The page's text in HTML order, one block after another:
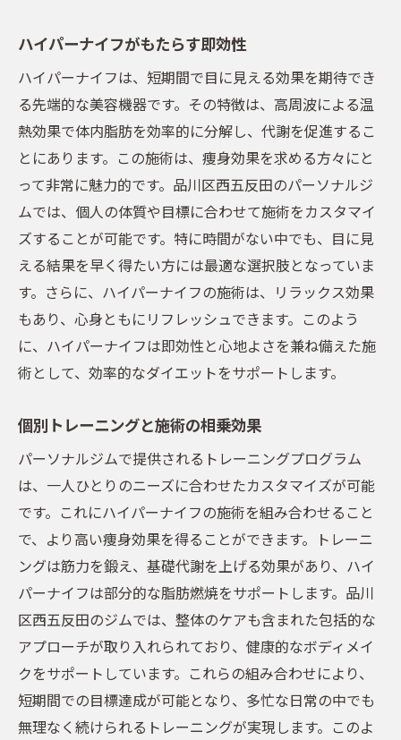
ハイパーナイフがもたらす即効性
ハイパーナイフは、短期間で目に見える効果を期待でき
る先端的な美容機器です。その特徴は、高周波による温
熱効果で体内脂肪を効率的に分解し、代謝を促進するこ
とにあります。この施術は、痩身効果を求める方々にと
って非常に魅力的です。品川区西五反田のパーソナルジ
ムでは、個人の体質や目標に合わせて施術をカスタマイ
ズすることが可能です。特に時間がない中でも、目に見
える結果を早く得たい方には最適な選択肢となっていま
す。さらに、ハイパーナイフの施術は、リラックス効果
もあり、心身ともにリフレッシュできます。このよう
に、ハイパーナイフは即効性と心地よさを兼ね備えた施
術として、効率的なダイエットをサポートします。
個別トレーニングと施術の相乗効果
パーソナルジムで提供されるトレーニングプログラム
は、一人ひとりのニーズに合わせたカスタマイズが可能
です。これにハイパーナイフの施術を組み合わせること
で、より高い痩身効果を得ることができます。トレーニ
ングは筋力を鍛え、基礎代謝を上げる効果があり、ハイ
パーナイフは部分的な脂肪燃焼をサポートします。品川
区西五反田のジムでは、整体のケアも含まれた包括的な
アプローチが取り入れられており、健康的なボディメイ
クをサポートしています。これらの組み合わせにより、
短期間での目標達成が可能となり、多忙な日常の中でも
無理なく続けられるトレーニングが実現します。このよ